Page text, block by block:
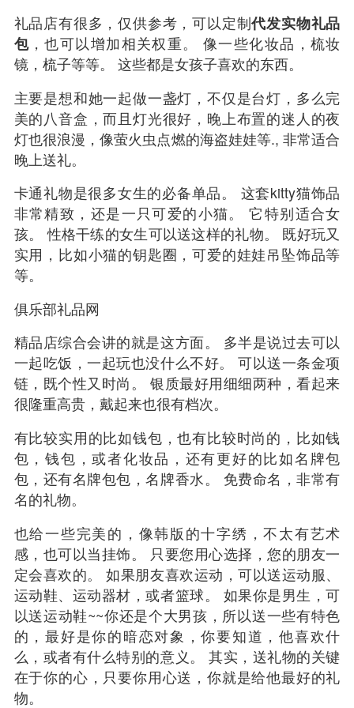
礼品店有很多，仅供参考，可以定制代发实物礼品
包 ，也可以增加相关权重。 像一些化妆品，梳妆
镜，梳子等等。 这些都是女孩子喜欢的东西。
主要是想和她一起做一盏灯，不仅是台灯，多么完
美的八音盒，而且灯光很好，晚上布置的迷人的夜
灯也很浪漫，像萤火虫点燃的海盗娃娃等., 非常适合
晚上送礼。
卡通礼物是很多女生的必备单品。 这套kitty猫饰品
非常精致，还是一只可爱的小猫。 它特别适合女
孩。 性格干练的女生可以送这样的礼物。 既好玩又
实用，比如小猫的钥匙圈，可爱的娃娃吊坠饰品等
等。
俱乐部礼品网
精品店综合会讲的就是这方面。 多半是说过去可以
一起吃饭，一起玩也没什么不好。 可以送一条金项
链，既个性又时尚。 银质最好用细细两种，看起来
很隆重高贵，戴起来也很有档次。
有比较实用的比如钱包，也有比较时尚的，比如钱
包，钱包，或者化妆品，还有更好的比如名牌包
包，还有名牌包包，名牌香水。 免费命名，非常有
名的礼物。
也给一些完美的，像韩版的十字绣，不太有艺术
感，也可以当挂饰。 只要您用心选择，您的朋友一
定会喜欢的。 如果朋友喜欢运动，可以送运动服、
运动鞋、运动器材，或者篮球。 如果你是男生，可
以送运动鞋~~你还是个大男孩，所以送一些有特色
的，最好是你的暗恋对象，你要知道，他喜欢什
么，或者有什么特别的意义。 其实，送礼物的关键
在于你的心，只要你用心送，你就是给他最好的礼
物。